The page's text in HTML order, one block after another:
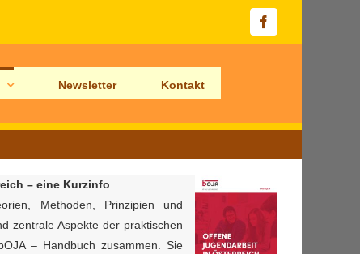
Facebook
Newsletter Kontakt
– eine Kurzinfo
Methoden, Prinzipien und
zentrale Aspekte der praktischen
– Handbuch zusammen. Sie